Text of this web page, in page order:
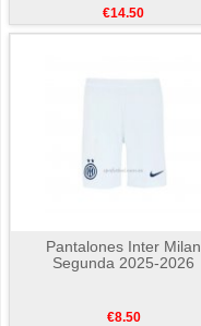
€14.50
Pantalones Inter Milan
Segunda 2025-2026
€8.50